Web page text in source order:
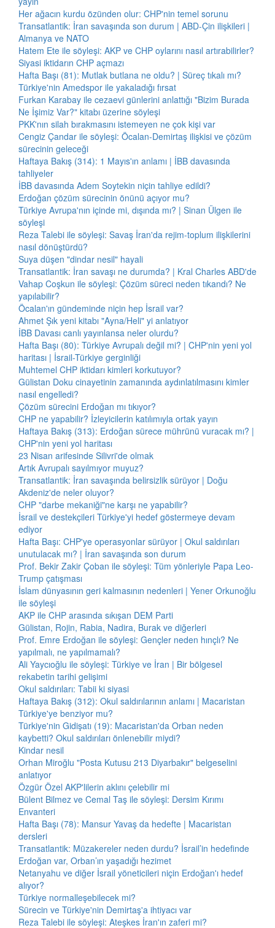
Her ağacın kurdu özünden olur: CHP'nin temel sorunu
Transatlantik: İran savaşında son durum | ABD-Çin ilişkileri |
Almanya ve NATO
Hatem Ete ile söyleşi: AKP ve CHP oylarını nasıl artırabilirler?
Siyasi iktidarın CHP açmazı
Hafta Başı (81): Mutlak butlana ne oldu? | Süreç tıkalı mı?
Türkiye'nin Amedspor ile yakaladığı fırsat
Furkan Karabay ile cezaevi günlerini anlattığı "Bizim Burada
Ne İşimiz Var?" kitabı üzerine söyleşi
PKK'nın silah bırakmasını istemeyen ne çok kişi var
Cengiz Çandar ile söyleşi: Öcalan-Demirtaş ilişkisi ve çözüm
sürecinin geleceği
Haftaya Bakış (314): 1 Mayıs'ın anlamı | İBB davasında
tahliyeler
İBB davasında Adem Soytekin niçin tahliye edildi?
Erdoğan çözüm sürecinin önünü açıyor mu?
Türkiye Avrupa'nın içinde mi, dışında mı? | Sinan Ülgen ile
söyleşi
Reza Talebi ile söyleşi: Savaş İran'da rejim-toplum ilişkilerini
nasıl dönüştürdü?
Suya düşen "dindar nesil" hayali
Transatlantik: İran savaşı ne durumda? | Kral Charles ABD'de
Vahap Coşkun ile söyleşi: Çözüm süreci neden tıkandı? Ne
yapılabilir?
Öcalan'ın gündeminde niçin hep İsrail var?
Ahmet Şık yeni kitabı "Ayna/Heli" yi anlatıyor
İBB Davası canlı yayınlansa neler olurdu?
Hafta Başı (80): Türkiye Avrupalı değil mi? | CHP'nin yeni yol
haritası | İsrail-Türkiye gerginliği
Muhtemel CHP iktidarı kimleri korkutuyor?
Gülistan Doku cinayetinin zamanında aydınlatılmasını kimler
nasıl engelledi?
Çözüm sürecini Erdoğan mı tıkıyor?
CHP ne yapabilir? İzleyicilerin katılımıyla ortak yayın
Haftaya Bakış (313): Erdoğan sürece mührünü vuracak mı? |
CHP'nin yeni yol haritası
23 Nisan arifesinde Silivri'de olmak
Artık Avrupalı sayılmıyor muyuz?
Transatlantik: İran savaşında belirsizlik sürüyor | Doğu
Akdeniz'de neler oluyor?
CHP "darbe mekaniği"ne karşı ne yapabilir?
İsrail ve destekçileri Türkiye'yi hedef göstermeye devam
ediyor
Hafta Başı: CHP'ye operasyonlar sürüyor | Okul saldırıları
unutulacak mı? | İran savaşında son durum
Prof. Bekir Zakir Çoban ile söyleşi: Tüm yönleriyle Papa Leo-
Trump çatışması
İslam dünyasının geri kalmasının nedenleri | Yener Orkunoğlu
ile söyleşi
AKP ile CHP arasında sıkışan DEM Parti
Gülistan, Rojin, Rabia, Nadira, Burak ve diğerleri
Prof. Emre Erdoğan ile söyleşi: Gençler neden hınçlı? Ne
yapılmalı, ne yapılmamalı?
Ali Yaycıoğlu ile söyleşi: Türkiye ve İran | Bir bölgesel
rekabetin tarihi gelişimi
Okul saldırıları: Tabii ki siyasi
Haftaya Bakış (312): Okul saldırılarının anlamı | Macaristan
Türkiye'ye benziyor mu?
Türkiye'nin Gidişatı (19): Macaristan'da Orban neden
kaybetti? Okul saldırıları önlenebilir miydi?
Kindar nesil
Orhan Miroğlu "Posta Kutusu 213 Diyarbakır" belgeselini
anlatıyor
Özgür Özel AKP'lilerin aklını çelebilir mi
Bülent Bilmez ve Cemal Taş ile söyleşi: Dersim Kırımı
Envanteri
Hafta Başı (78): Mansur Yavaş da hedefte | Macaristan
dersleri
Transatlantik: Müzakereler neden durdu? İsrail’in hedefinde
Erdoğan var, Orban’ın yaşadığı hezimet
Netanyahu ve diğer İsrail yöneticileri niçin Erdoğan'ı hedef
alıyor?
Türkiye normalleşebilecek mi?
Sürecin ve Türkiye'nin Demirtaş'a ihtiyacı var
Reza Talebi ile söyleşi: Ateşkes İran'ın zaferi mi?